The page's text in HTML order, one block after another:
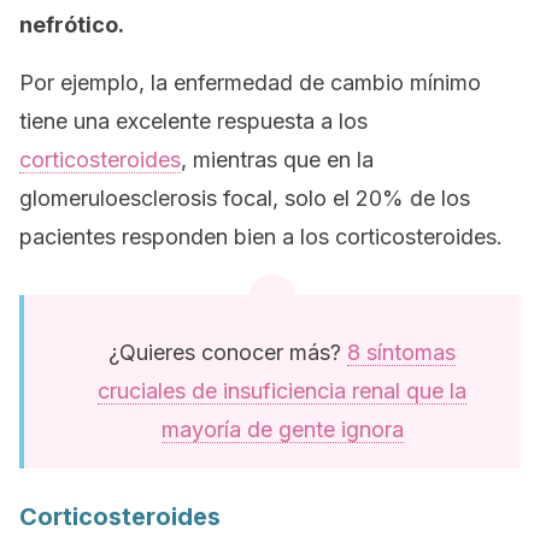
nefrótico.
Por ejemplo, la enfermedad de cambio mínimo
tiene una excelente respuesta a los
corticosteroides, mientras que en la
glomeruloesclerosis focal, solo el 20% de los
pacientes responden bien a los corticosteroides.
¿Quieres conocer más? 8 síntomas
cruciales de insuficiencia renal que la
mayoría de gente ignora
Corticosteroides